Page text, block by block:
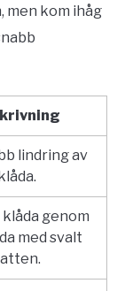
men kom ihåg
lindring av
genom
med svalt